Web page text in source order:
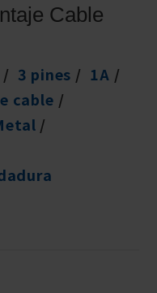
Cable
3 pines
1A
cable